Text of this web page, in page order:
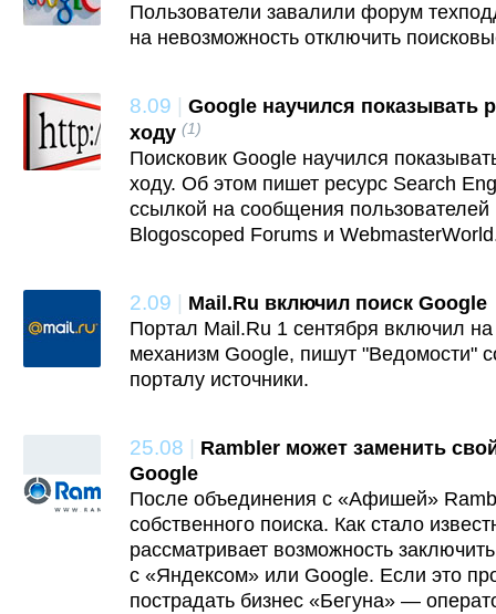
Пользователи завалили форум
на невозможность отключить
8.09 | Google научился показывать
ходу (1)
Поисковик Google научился
ходу. Об этом пишет ресурс Search
ссылкой на сообщения
Blogoscoped Forums и
2.09 | Mail.Ru включил поиск Google
Портал Mail.Ru 1 сентября включил
механизм Google, пишут "Ведомости"
порталу источники.
25.08 | Rambler может заменить
Google
После объединения с «Афишей»
собст­венного поиска. Как стало
рассматривает возможность
с «Яндексом» или Google. Если это
пострадать бизнес «Бегуна» —